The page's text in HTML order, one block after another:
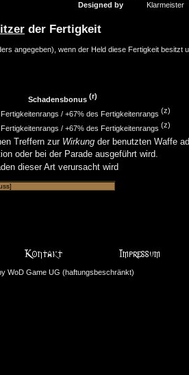
Designed by
Klarmeister
der Fertigkeit
angegeben), wenn der Held diese Fertigkeit besitzt
Schadensbonus (r)
/ +67% des Fertigkeitenrangs (z)
/ +67% des Fertigkeitenrangs (z)
Treffern zur Wirkung der benutzten Waffe
oder bei der Parade ausgeführt wird.
dieser Art verursacht wird
WoD Game UG (haftungsbeschränkt)